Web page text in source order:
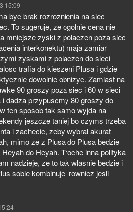
15:09
byc brak rozroznienia na siec
To sugeruje, ze ogolnie cena nie
mniejsze zyski z polaczen poza siec
interkonektu) maja zamiar
zyskami z polaczen do sieci
trafia do kieszeni Plusa i gdzie
dowolnie obnizyc. Zamiast na
90 groszy poza siec i 60 w sieci
i dadza przypuscmy 80 groszy do
ten sposob tak samo wyjda na
jeszcze taniej bo czyms trzeba
i zachecic, zeby wybral akurat
mimo ze z Plusa do Plusa bedzie
do Heyah. Troche inna polityka
nadzieje, ze to tak wlasnie bedzie i
sobie kombinuje, rowniez jesli